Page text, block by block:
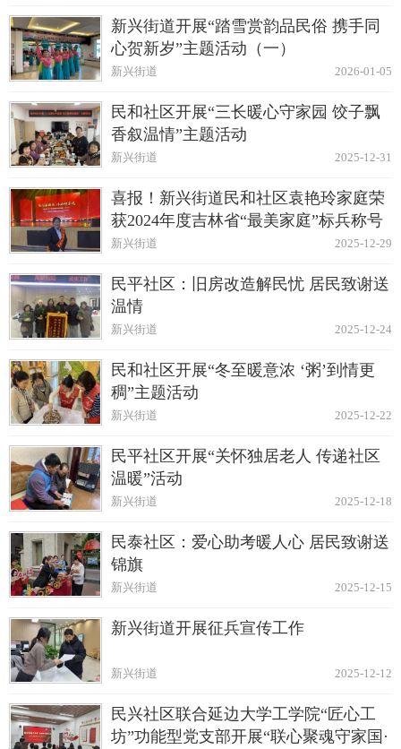
新兴街道开展“踏雪赏韵品民俗 携手同
心贺新岁”主题活动（一）
2026-01-05
新兴街道
民和社区开展“三长暖心守家园 饺子飘
香叙温情”主题活动
2025-12-31
新兴街道
喜报！新兴街道民和社区袁艳玲家庭荣
获2024年度吉林省“最美家庭”标兵称号
2025-12-29
新兴街道
民平社区：旧房改造解民忧 居民致谢送
温情
2025-12-24
新兴街道
民和社区开展“冬至暖意浓 ‘粥’到情更
稠”主题活动
2025-12-22
新兴街道
民平社区开展“关怀独居老人 传递社区
温暖”活动
2025-12-18
新兴街道
民泰社区：爱心助考暖人心 居民致谢送
锦旗
2025-12-15
新兴街道
新兴街道开展征兵宣传工作
2025-12-12
新兴街道
民兴社区联合延边大学工学院“匠心工
坊”功能型党支部开展“联心聚魂守家国·